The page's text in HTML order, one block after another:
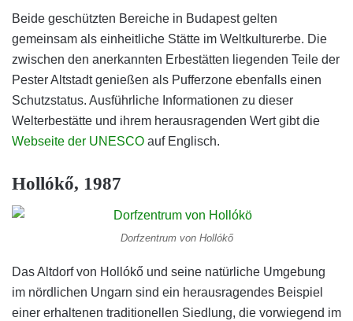
Beide geschützten Bereiche in Budapest gelten
gemeinsam als einheitliche Stätte im Weltkulturerbe. Die
zwischen den anerkannten Erbestätten liegenden Teile der
Pester Altstadt genießen als Pufferzone ebenfalls einen
Schutzstatus. Ausführliche Informationen zu dieser
Welterbestätte und ihrem herausragenden Wert gibt die
Webseite der UNESCO auf Englisch.
Hollókő, 1987
Dorfzentrum von Hollókő
Das Altdorf von Hollókő und seine natürliche Umgebung
im nördlichen Ungarn sind ein herausragendes Beispiel
einer erhaltenen traditionellen Siedlung, die vorwiegend im